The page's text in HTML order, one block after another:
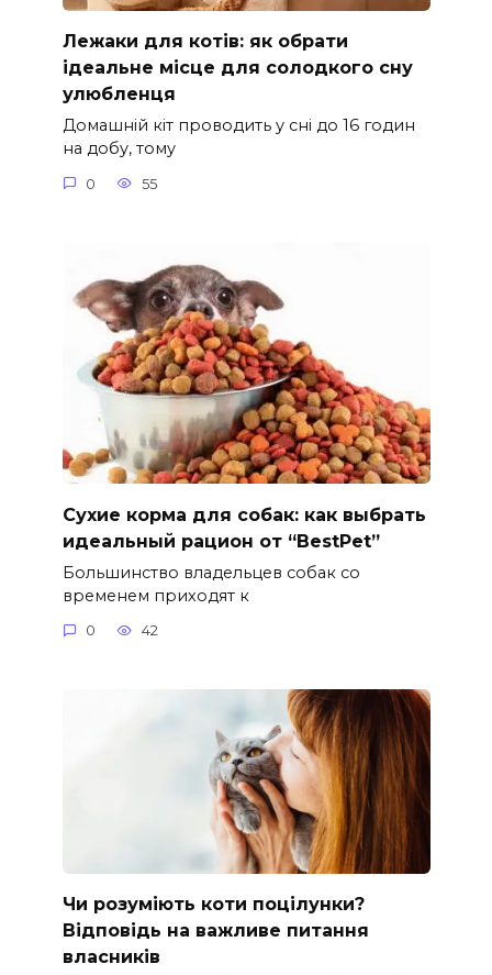
Лежаки для котів: як обрати
ідеальне місце для солодкого сну
улюбленця
Домашній кіт проводить у сні до 16 годин
на добу, тому
0 55
Сухие корма для собак: как выбрать
идеальный рацион от “BestPet”
Большинство владельцев собак со
временем приходят к
0 42
Чи розуміють коти поцілунки?
Відповідь на важливе питання
власників